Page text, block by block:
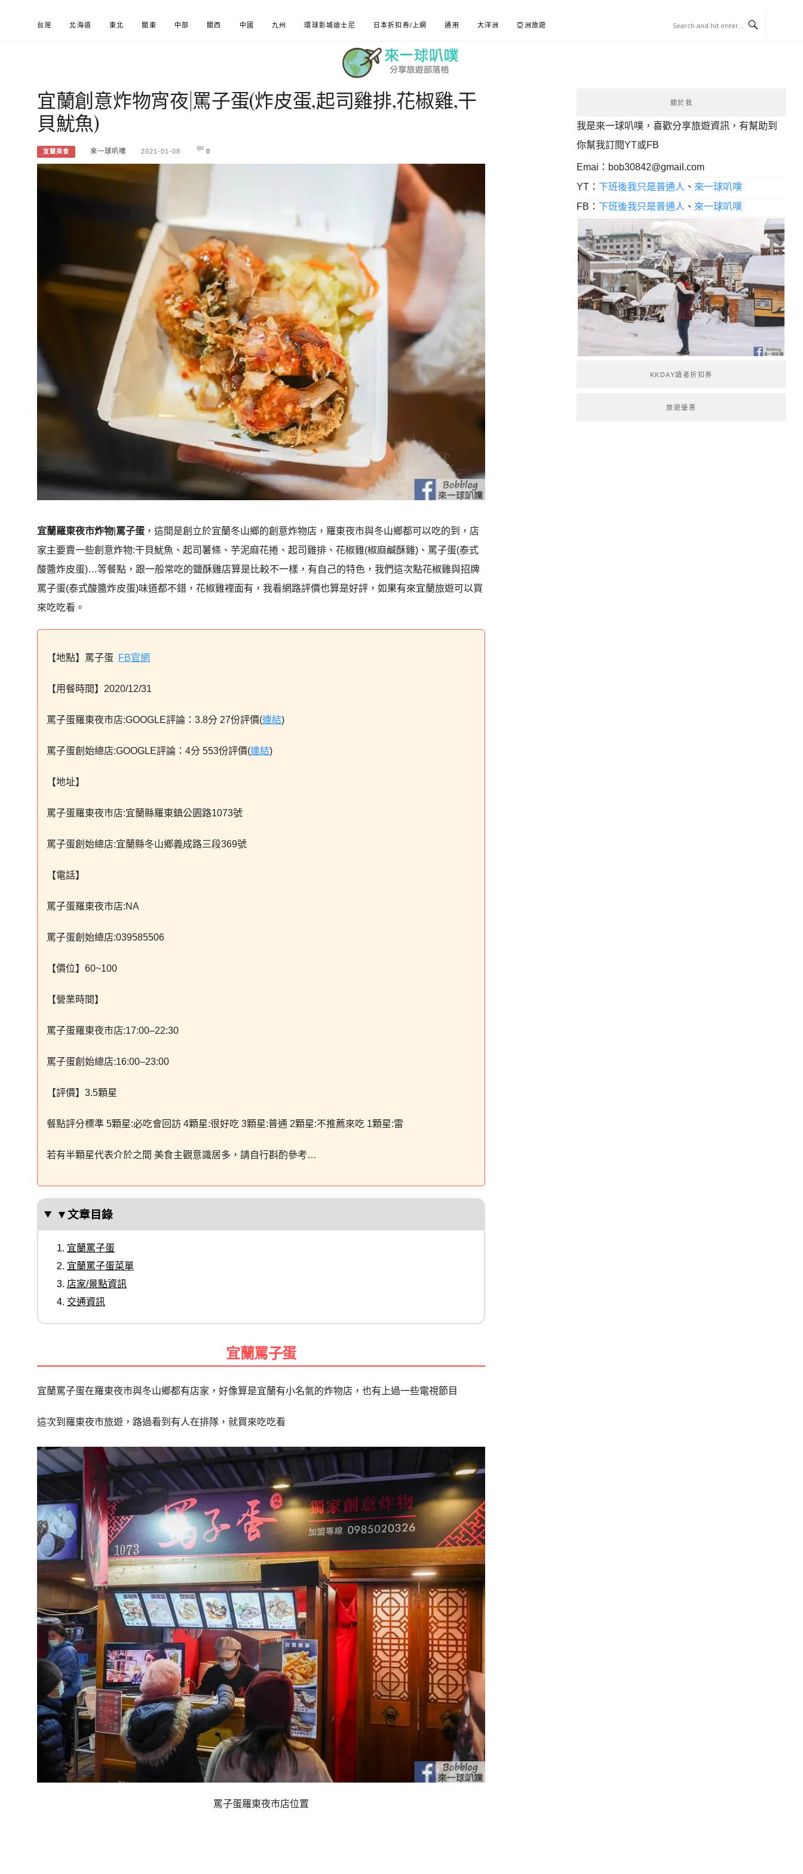
台灣 北海道 東北 關東 中部 關西 中國 九州 環球影城迪士尼 日本折扣券/上網 通用 大洋洲 亞洲旅遊
來一球叭噗
分享日本自助部落格
宜蘭創意炸物宵夜|罵子蛋(炸皮蛋,起司雞排,花椒雞,干
貝魷魚)
宜蘭美食 來一球叭噗 2021-01-08 0
宜蘭羅東夜市炸物 罵子蛋 ，這間是創立於宜蘭冬山鄉的創意炸物店，羅東夜市與冬山鄉都可以吃的到，店
家主要賣一些創意炸物:干貝魷魚、起司薯條、芋泥麻花捲、起司雞排、花椒雞(椒麻鹹酥雞)、罵子蛋(泰式
酸醬炸皮蛋)…等餐點，跟一般常吃的鹽酥雞店算是比較不一樣，有自己的特色，我們這次點花椒雞與招牌
罵子蛋(泰式酸醬炸皮蛋)味道都不錯，花椒雞裡面有，我看網路評價也算是好評，如果有來宜蘭旅遊可以買
來吃吃看。
【地點】罵子蛋 FB官網
【用餐時間】2020/12/31
罵子蛋羅東夜市店:GOOGLE評論：3.8分 27份評價(連結)
罵子蛋創始總店:GOOGLE評論：4分 553份評價(連結)
【地址】
罵子蛋羅東夜市店:宜蘭縣羅東鎮公園路1073號
罵子蛋創始總店:宜蘭縣冬山鄉義成路三段369號
【電話】
罵子蛋羅東夜市店:NA
罵子蛋創始總店:039585506
【價位】60~100
【營業時間】
罵子蛋羅東夜市店:17:00–22:30
罵子蛋創始總店:16:00–23:00
【評價】3.5顆星
餐點評分標準 5顆星:必吃會回訪 4顆星:很好吃 3顆星:普通 2顆星:不推薦來吃 1顆星:雷
若有半顆星代表介於之間 美食主觀意識居多，請自行斟酌參考…
▼文章目錄
宜蘭罵子蛋
宜蘭罵子蛋菜單
店家/景點資訊
交通資訊
宜蘭罵子蛋
宜蘭罵子蛋在羅東夜市與冬山鄉都有店家，好像算是宜蘭有小名氣的炸物店，也有上過一些電視節目
這次到羅東夜市旅遊，路過看到有人在排隊，就買來吃吃看
罵子蛋羅東夜市店位置
關於我
我是來一球叭噗，喜歡分享旅遊資訊，有幫助到
你幫我訂閱YT或FB
Emai： bob30842@gmail.com
YT：下班後我只是普通人 、 來一球叭噗
FB：下班後我只是普通人 、 來一球叭噗
KKDAY讀者折扣券
旅遊優惠